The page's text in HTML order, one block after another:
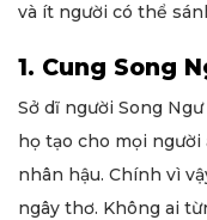
và ít người có thể
1. Cung Song
Sở dĩ người Song
họ tạo cho mọi
nhân hậu. Chính vì
ngây thơ. Không ai